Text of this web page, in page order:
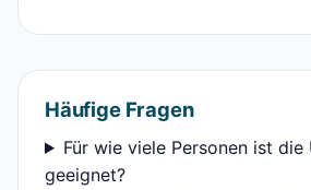
Häufige Fragen
Für wie viele Personen ist
geeignet?